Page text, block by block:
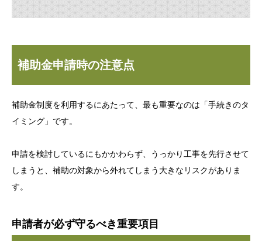
補助金申請時の注意点
補助金制度を利用するにあたって、最も重要なのは「手続きのタ
イミング」です。
申請を検討しているにもかかわらず、うっかり工事を先行させて
しまうと、補助の対象から外れてしまう大きなリスクがありま
す。
申請者が必ず守るべき重要項目